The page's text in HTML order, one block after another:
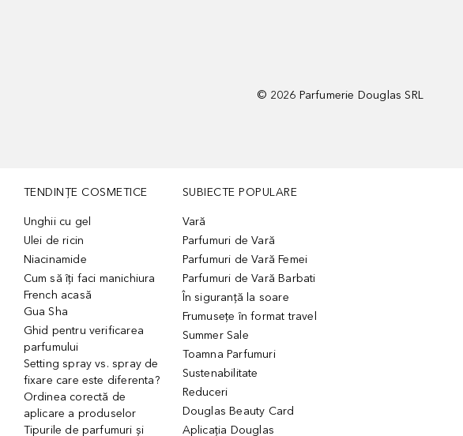
© 2026 Parfumerie Douglas SRL
TENDINȚE COSMETICE
Unghii cu gel
Ulei de ricin
Niacinamide
Cum să îți faci manichiura
French acasă
Gua Sha
Ghid pentru verificarea
parfumului
Setting spray vs. spray de
fixare care este diferenta?
Ordinea corectă de
aplicare a produselor
Tipurile de parfumuri și
SUBIECTE POPULARE
Vară
Parfumuri de Vară
Parfumuri de Vară Femei
Parfumuri de Vară Barbati
În siguranță la soare
Frumusețe în format travel
Summer Sale
Toamna Parfumuri
Sustenabilitate
Reduceri
Douglas Beauty Card
Aplicația Douglas